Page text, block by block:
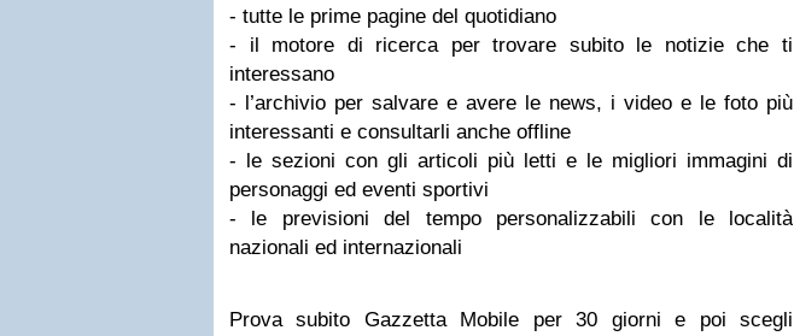
- tutte le prime pagine del quotidiano
- il motore di ricerca per trovare subito le notizie che ti
interessano
- l’archivio per salvare e avere le news, i video e le foto più
interessanti e consultarli anche offline
- le sezioni con gli articoli più letti e le migliori immagini di
personaggi ed eventi sportivi
- le previsioni del tempo personalizzabili con le località
nazionali ed internazionali
Prova subito Gazzetta Mobile per 30 giorni e poi scegli